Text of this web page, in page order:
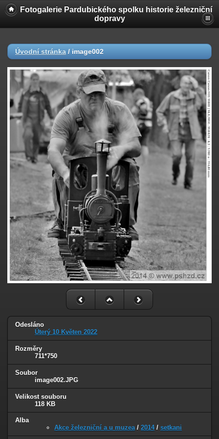
Fotogalerie Pardubického spolku historie železniční
dopravy
Úvodní stránka / image002
Odesláno
Úterý 10 Květen 2022
Rozměry
711*750
Soubor
image002.JPG
Velikost souboru
118 KB
Alba
Akce železniční a u muzea/ 2014/ setkani